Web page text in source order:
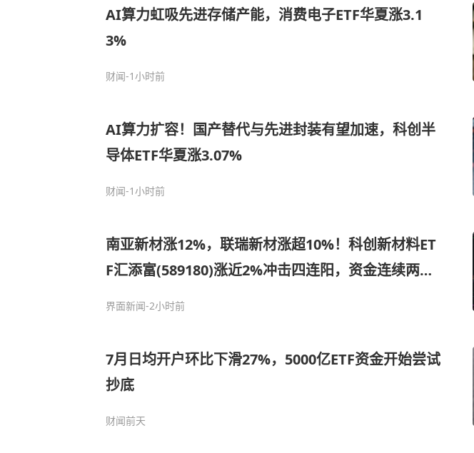
AI算力虹吸先进存储产能，消费电子ETF华夏涨3.1
3%
财闻-1小时前
AI算力扩容！国产替代与先进封装有望加速，科创半
导体ETF华夏涨3.07%
财闻-1小时前
南亚新材涨12%，联瑞新材涨超10%！科创新材料ET
F汇添富(589180)涨近2%冲击四连阳，资金连续两日
界面新闻-2小时前
7月日均开户环比下滑27%，5000亿ETF资金开始尝试
抄底
财闻前天